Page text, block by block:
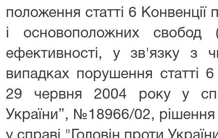
положення статті 6
і основоположних свобод
ефективності, у зв'язку з
випадках порушення статті 6
29 червня 2004 року у
України”, №18966/02,